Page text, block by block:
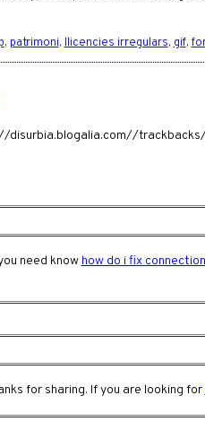
, patrimoni, llicencies irregulars, gif,
disurbia.blogalia.com//trackbacks/
need know how do i fix
for sharing. If you are looking for